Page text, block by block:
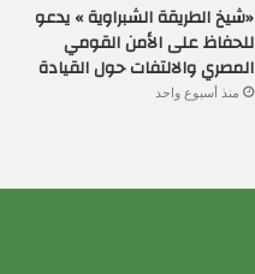
«شيخ الطريقة الشبراوية » يدعو
للحفاظ على الأمن القومي
المصري والالتفات حول القيادة
منذ أسبوع واحد